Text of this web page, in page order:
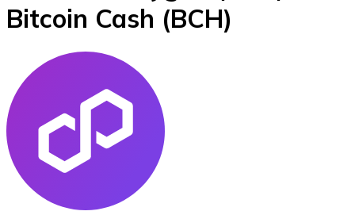
BTC
Bitcoin Cash (BCH)